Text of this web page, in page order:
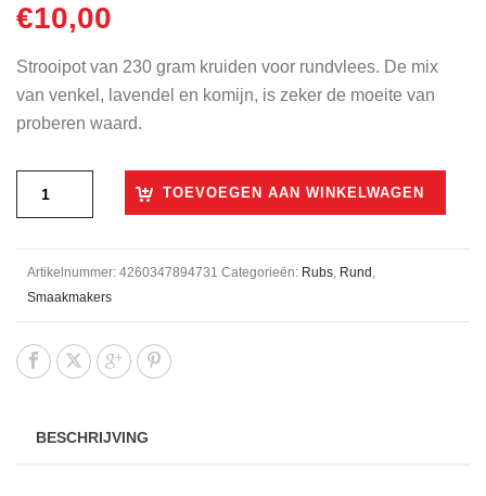
€10,00
Strooipot van 230 gram kruiden voor rundvlees. De mix
van venkel, lavendel en komijn, is zeker de moeite van
proberen waard.
TOEVOEGEN AAN WINKELWAGEN
Artikelnummer: 4260347894731 Categorieën: Rubs, Rund ,
Smaakmakers
BESCHRIJVING